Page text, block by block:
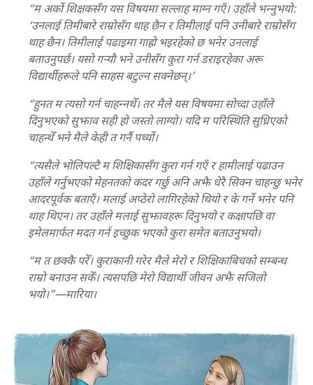
“म अर्को शिक्षकसँग यस विषयमा सल्लाह माग्न गएँ। उहाँले भन्‍नुभयो:
‘उनलाई तिमीबारे राम्रोसँग थाह छैन र तिमीलाई पनि उनीबारे राम्रोसँग
थाह छैन। तिमीलाई पढाइमा गाह्रो भइरहेको छ भनेर उनलाई
बताउनुपर्छ। यसो गऱ्‍यौ भने उनीसँग कुरा गर्न डराइरहेका अरू
विद्यार्थीहरूले पनि साहस बटुल्न सक्नेछन्‌।’
“हुनत म त्यसो गर्न चाहन्‍नथेँ। तर मैले यस विषयमा सोच्दा उहाँले
दिनुभएको सुझाव सही हो जस्तो लाग्यो। यदि म परिस्थिति सुध्रिएको
चाहन्थेँ भने मैले केही त गर्नै पर्थ्यो।
“त्यसैले भोलिपल्टै म शिक्षिकासँग कुरा गर्न गएँ र हामीलाई पढाउन
उहाँले गर्नुभएको मेहनतको कदर गर्छु अनि अझै धेरै सिक्न चाहन्छु भनेर
आदरपूर्वक बताएँ। मलाई अप्ठेरो लागिरहेको थियो र के गर्ने भनेर पनि
थाह थिएन। तर उहाँले मलाई सुझावहरू दिनुभयो र कक्षापछि वा
इमेलमार्फत मदत गर्न इच्छुक भएको कुरा समेत बताउनुभयो।
“म त छक्कै परेँ। कुराकानी गरेर मैले मेरो र शिक्षिकाबिचको सम्बन्ध
राम्रो बनाउन सकेँ। त्यसपछि मेरो विद्यार्थी जीवन अझै सजिलो
भयो।”—मारिया।